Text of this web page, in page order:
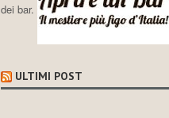
dei bar.
ULTIMI POST